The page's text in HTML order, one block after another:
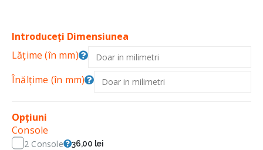
Introduceți Dimensiunea
Lățime (în mm)
Înălțime (în mm)
Opțiuni
Console
2 Console 36,00 lei